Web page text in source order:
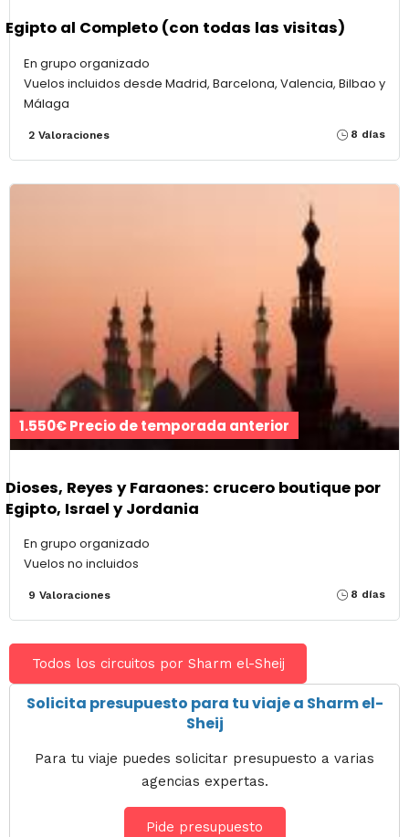
Egipto al Completo (con todas las visitas)
En grupo organizado
Vuelos incluidos desde Madrid, Barcelona, Valencia, Bilbao y
Málaga
2 Valoraciones 8 días
1.550€ Precio de temporada anterior
Dioses, Reyes y Faraones: crucero boutique por
Egipto, Israel y Jordania
En grupo organizado
Vuelos no incluidos
9 Valoraciones 8 días
Todos los circuitos por Sharm el-Sheij
Solicita presupuesto para tu viaje a Sharm el-
Sheij
Para tu viaje puedes solicitar presupuesto a varias
agencias expertas.
Pide presupuesto